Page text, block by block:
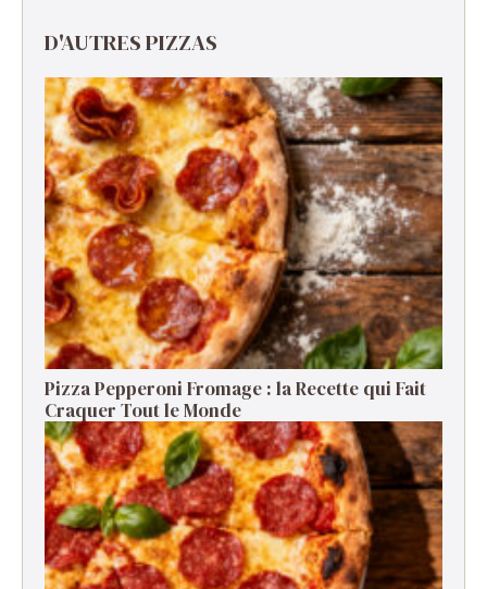
D'AUTRES PIZZAS
Pizza Pepperoni Fromage : la Recette qui Fait
Craquer Tout le Monde